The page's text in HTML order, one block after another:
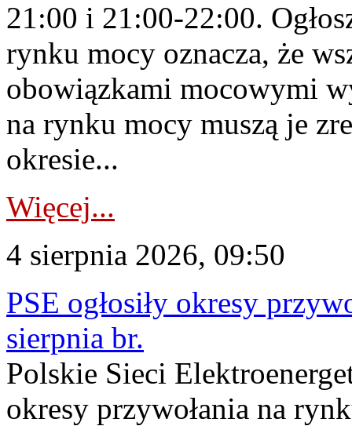
21:00 i 21:00-22:00.
rynku mocy oznacza, że
obowiązkami mocowymi
na rynku mocy muszą je
okresie...
Więcej...
4 sierpnia 2026, 09:50
PSE ogłosiły okresy
sierpnia br.
Polskie Sieci
okresy przywołania na